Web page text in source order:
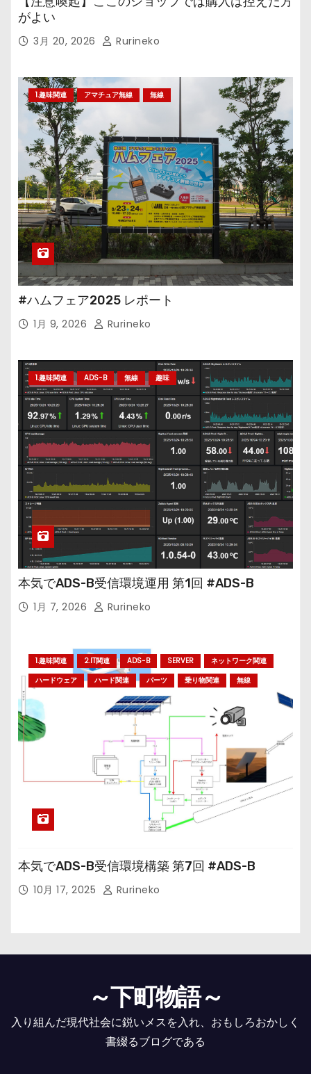
がよい
3月 20, 2026 Rurineko
1.趣味関連 アマチュア無線 無線
#ハムフェア2025 レポート
1月 9, 2026 Rurineko
1.趣味関連 ADS-B 無線 趣味
本気でADS-B受信環境運用 第1回 #ADS-B
1月 7, 2026 Rurineko
1.趣味関連 2.IT関連 ADS-B SERVER
ネットワーク関連
ハードウェア
ハード関連 パーツ 乗り物関連 無線
本気でADS-B受信環境構築 第7回 #ADS-B
10月 17, 2025 Rurineko
～下町物語～
入り組んだ現代社会に鋭いメスを入れ、おもしろおかしく
書綴るブログである